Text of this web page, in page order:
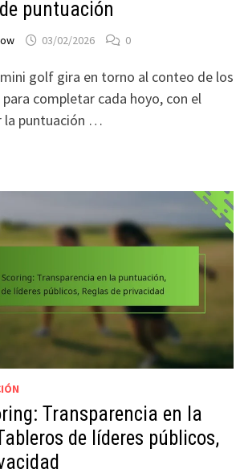
puntuación
03/02/2026 0
golf gira en torno al conteo de los
completar cada hoyo, con el
la puntuación …
Transparencia en la
de líderes públicos,